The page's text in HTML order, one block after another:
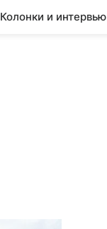
Колонки и интервью